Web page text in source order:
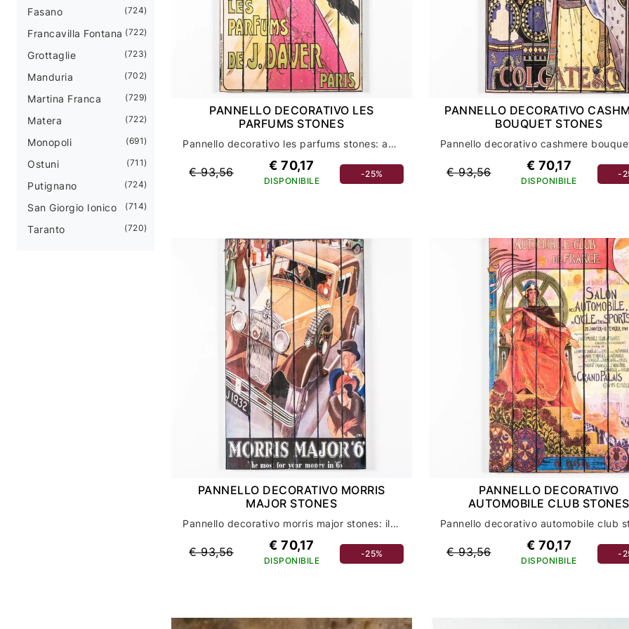
Fasano 724
Francavilla Fontana 722
Grottaglie 723
Manduria 702
Martina Franca 729
Matera 722
Monopoli 691
Ostuni 711
Putignano 724
San Giorgio Ionico 714
Taranto 720
PANNELLO DECORATIVO LES
PARFUMS STONES
Pannello decorativo les parfums stones: accessori casa e complementi di stile
€ 93,56 € 70,17
DISPONIBILE
-25%
PANNELLO DECORATIVO
BOUQUET STONES
€ 93,56 € 70,17
DISPONIBILE
-
PANNELLO DECORATIVO MORRIS
MAJOR STONES
Pannello decorativo morris major stones: il toque di eleganza per la tua casa
€ 93,56 € 70,17
DISPONIBILE
-25%
PANNELLO DECORATIVO
AUTOMOBILE CLUB STONES
€ 93,56 € 70,17
DISPONIBILE
-